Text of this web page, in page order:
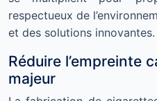
respectueux de
et des solutions innovantes.
Réduire l’empreinte
majeur